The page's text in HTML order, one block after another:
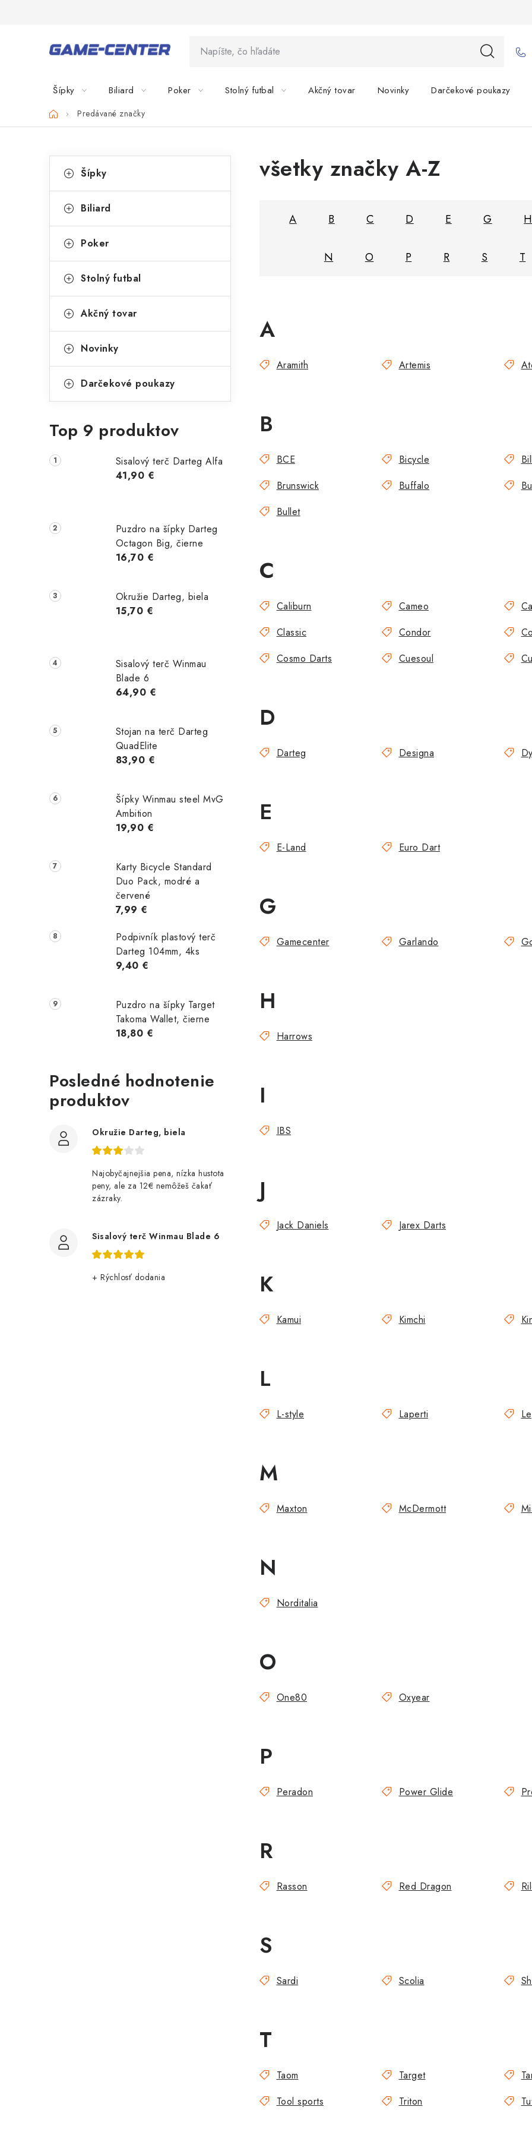
Šípky Biliard Poker Stolný futbal Akčný tovar Novinky Darčekové poukazy
DomovPredávané značky
o
n
ý
a
n
l
kategórie
a
e
ó
i
Šípky
Biliard
Poker
Stolný futbal
Akčný tovar
Novinky
Darčekové poukazy
Top 9 produktov
Sisalový terč Darteg Alfa
41,90 €
Puzdro na šípky Darteg
Octagon Big, čierne
16,70 €
Okružie Darteg, biela
15,70 €
Sisalový terč Winmau
Blade 6
64,90 €
Stojan na terč Darteg
QuadElite
83,90 €
Šípky Winmau steel MvG
Ambition
19,90 €
Karty Bicycle Standard
Duo Pack, modré a
červené
7,99 €
Podpivník plastový terč
Darteg 104mm, 4ks
9,40 €
Puzdro na šípky Target
Takoma Wallet, čierne
18,80 €
Posledné hodnotenie
produktov
Okružie Darteg, biela
Najobyčajnejšia pena, nízka hustota
peny, ale za 12€ nemôžeš čakať
zázraky.
Sisalový terč Winmau Blade 6
+ Rýchlosť dodania
všetky značky A-Z
A B C D E G H
N O P R S T
A
Aramith Artemis
B
BCE Bicycle
Brunswick
Buffalo
Bullet
C
Caliburn Cameo
Classic
Condor
Cosmo Darts
Cuesoul
D
Darteg Designa
E
E-Land Euro Dart
G
Gamecenter Garlando
H
Harrows
I
IBS
J
Jack Daniels Jarex Darts
K
Kamui Kimchi
L
L-style Laperti
M
Maxton McDermott
N
Norditalia
O
One80 Oxyear
P
Peradon Power Glide
R
Rasson Red Dragon
S
Sardi Scolia
T
Taom Target
Tool sports
Triton